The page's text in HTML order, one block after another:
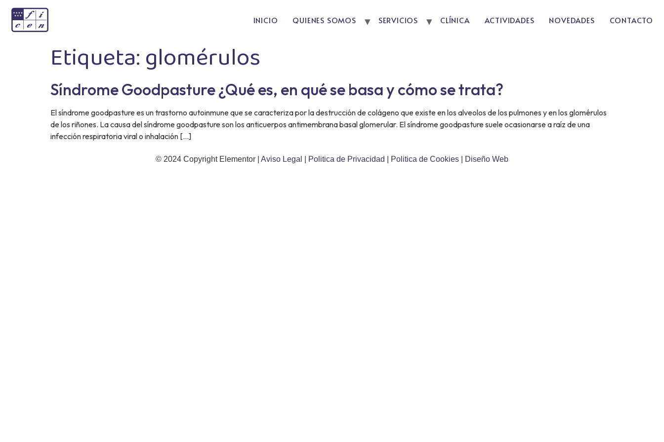
INICIO QUIENES SOMOS SERVICIOS CLÍNICA ACTIVIDADES NOVEDADES CONTACTO
Etiqueta:glomérulos
Síndrome Goodpasture ¿Qué es, en qué se basa y cómo se trata?
El síndrome goodpasture es un trastorno autoinmune que se caracteriza por la destrucción de colágeno que existe en los alveolos de los pulmones y en los glomérulos
de los riñones. La causa del síndrome goodpasture son los anticuerpos antimembrana basal glomerular. El síndrome goodpasture suele ocasionarse a raíz de una
infección respiratoria viral o inhalación […]
© 2024 Copyright Elementor | Aviso Legal Politica de Privacidad Politica de Cookies Diseño Web